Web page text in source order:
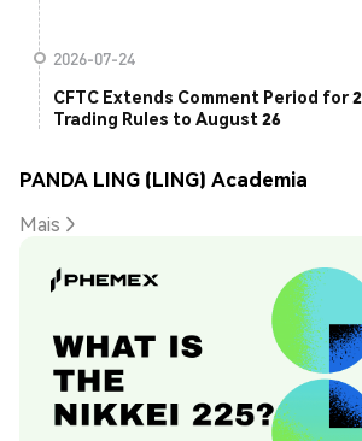
2026-07-24
CFTC Extends Comment Period for
Trading Rules to August 26
PANDA LING (LING) Academia
Mais